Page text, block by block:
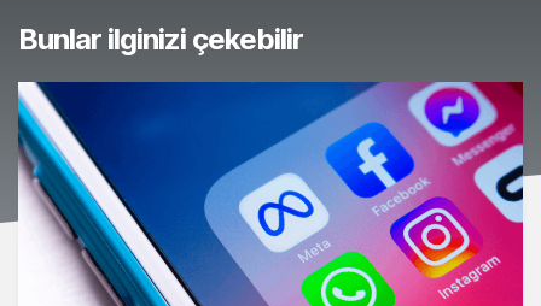
Bunlar ilginizi çekebilir